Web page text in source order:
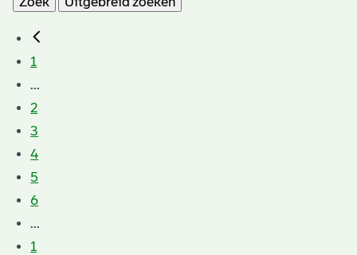
1
...
2
3
4
5
6
...
1